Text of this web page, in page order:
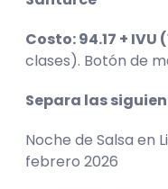
Costo: 94.17 + IVU
clases). Botón de
Separa las
Noche de Salsa en
febrero 2026